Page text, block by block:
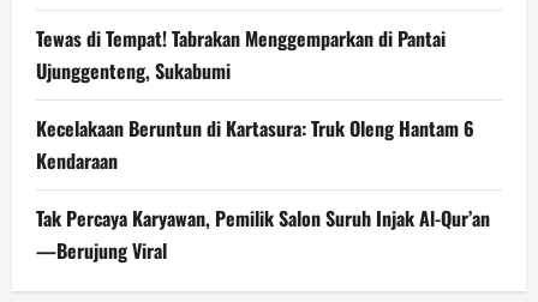
Tewas di Tempat! Tabrakan Menggemparkan di Pantai
Ujunggenteng, Sukabumi
Kecelakaan Beruntun di Kartasura: Truk Oleng Hantam 6
Kendaraan
Tak Percaya Karyawan, Pemilik Salon Suruh Injak Al-Qur’an
—Berujung Viral